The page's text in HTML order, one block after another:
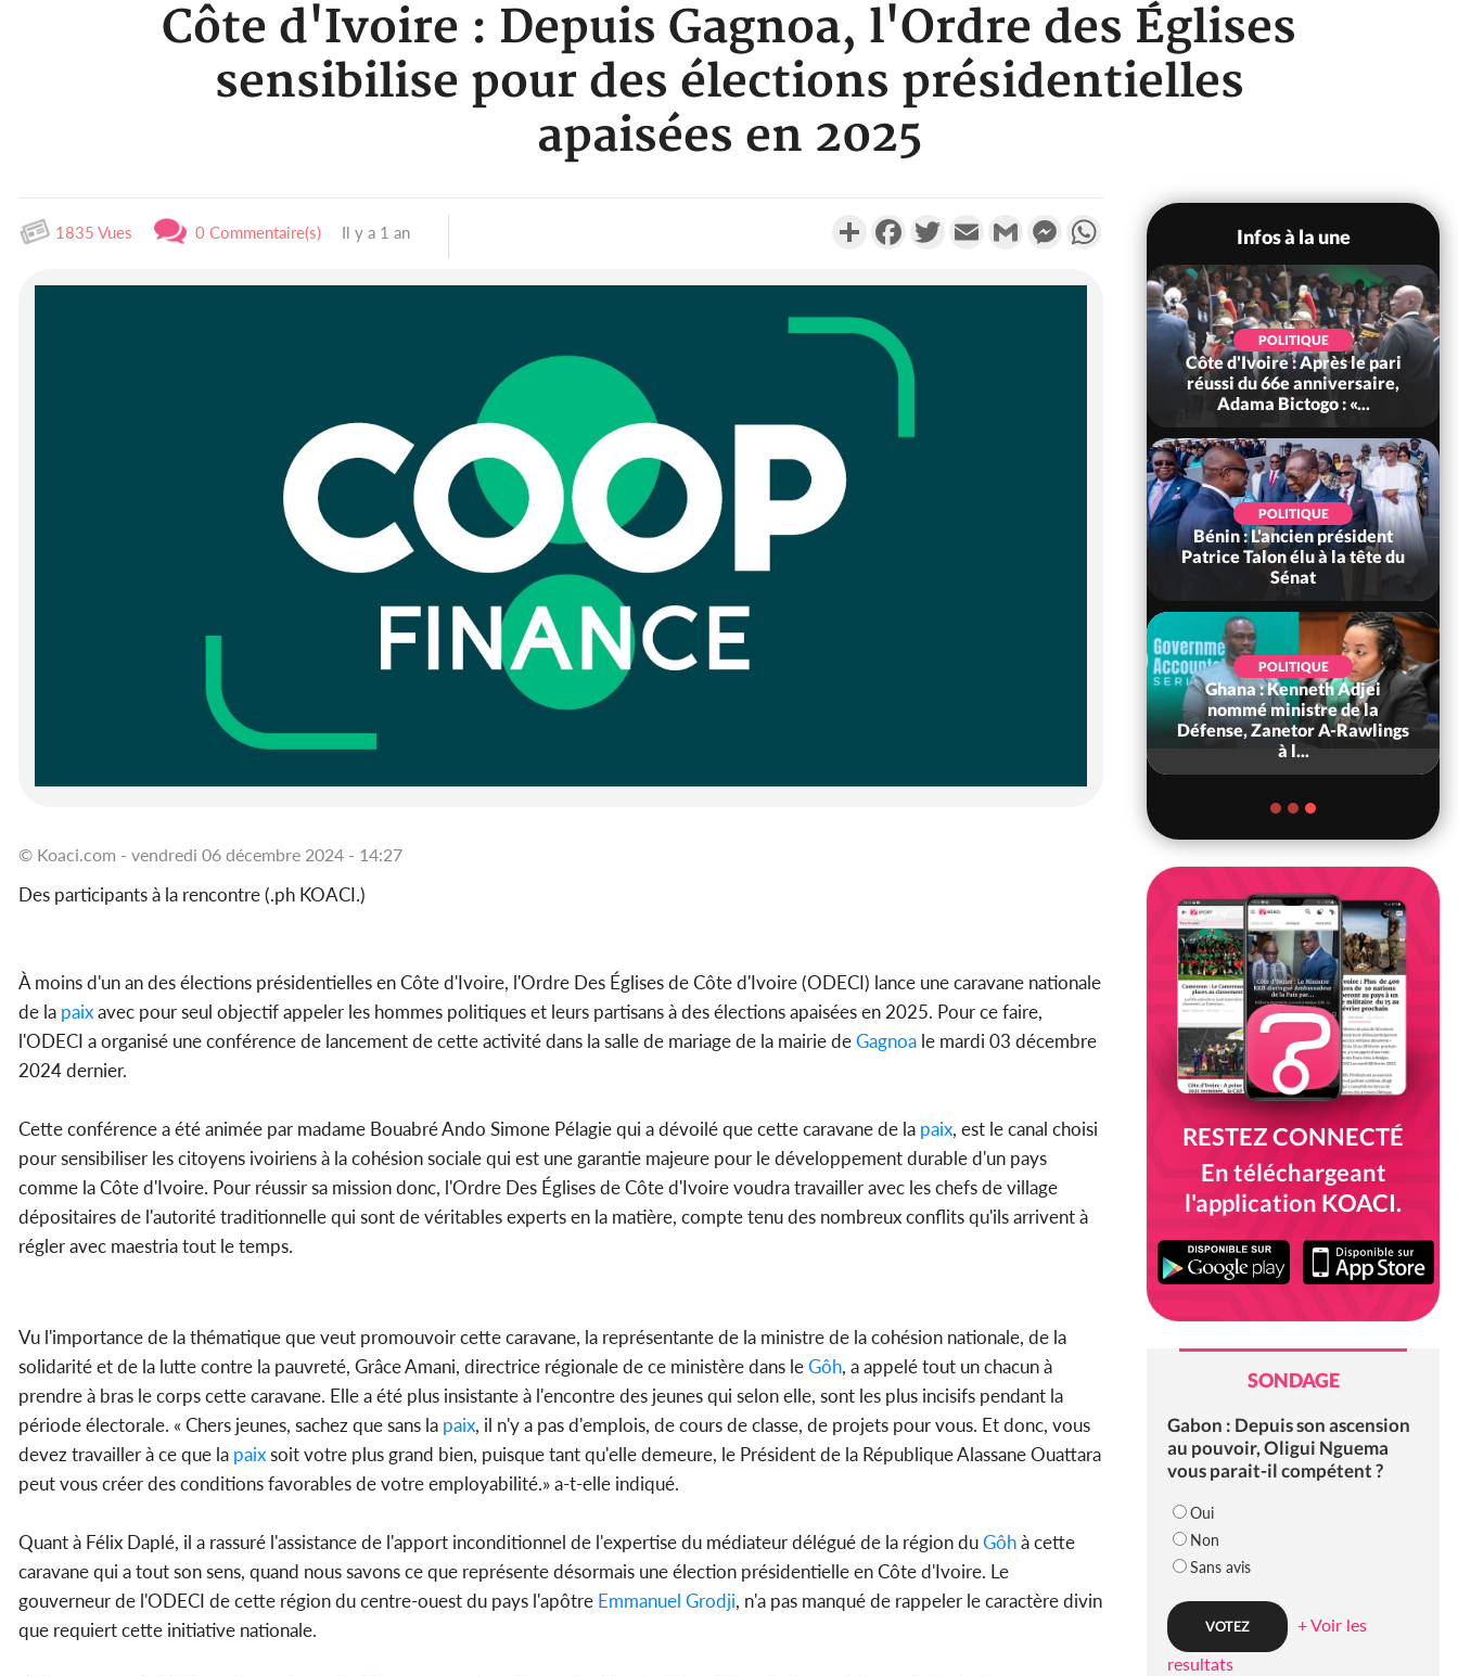
Côte d'Ivoire : Depuis Gagnoa, l'Ordre des Églises
sensibilise pour des élections présidentielles
apaisées en 2025
1835 Vues 0 Commentaire(s) Il y a 1 an PartagerFacebookTwitterEmail Gmail MessengerWhatsApp
© Koaci.com - vendredi 06 décembre 2024 - 14:27
Des participants à la rencontre (.ph KOACI.)
À moins d'un an des élections présidentielles en Côte d'Ivoire, l'Ordre Des Églises de Côte d'Ivoire (ODECI) lance une caravane nationale
de la paixavec pour seul objectif appeler les hommes politiques et leurs partisans à des élections apaisées en 2025. Pour ce faire,
l'ODECI a organisé une conférence de lancement de cette activité dans la salle de mariage de la mairie deGagnoa le mardi 03 décembre
2024 dernier.
Cette conférence a été animée par madame Bouabré Ando Simone Pélagie qui a dévoilé que cette caravane de la paix, est le canal choisi
pour sensibiliser les citoyens ivoiriens à la cohésion sociale qui est une garantie majeure pour le développement durable d'un pays
comme la Côte d'Ivoire. Pour réussir sa mission donc, l'Ordre Des Églises de Côte d'Ivoire voudra travailler avec les chefs de village
dépositaires de l'autorité traditionnelle qui sont de véritables experts en la matière, compte tenu des nombreux conflits qu'ils arrivent à
régler avec maestria tout le temps.
Vu l'importance de la thématique que veut promouvoir cette caravane, la représentante de la ministre de la cohésion nationale, de la
solidarité et de la lutte contre la pauvreté, Grâce Amani, directrice régionale de ce ministère dans leGôh, a appelé tout un chacun à
prendre à bras le corps cette caravane. Elle a été plus insistante à l'encontre des jeunes qui selon elle, sont les plus incisifs pendant la
période électorale. « Chers jeunes, sachez que sans la paix, il n'y a pas d'emplois, de cours de classe, de projets pour vous. Et donc, vous
devez travailler à ce que la paixsoit votre plus grand bien, puisque tant qu'elle demeure, le Président de la République Alassane Ouattara
peut vous créer des conditions favorables de votre employabilité.» a-t-elle indiqué.
Quant à Félix Daplé, il a rassuré l'assistance de l'apport inconditionnel de l'expertise du médiateur délégué de la région duGôhà cette
caravane qui a tout son sens, quand nous savons ce que représente désormais une élection présidentielle en Côte d'Ivoire. Le
gouverneur de l'ODECI de cette région du centre-ouest du pays l'apôtre Emmanuel Grodji, n'a pas manqué de rappeler le caractère divin
que requiert cette initiative nationale.
Infos à la une
Côte d'Ivoire : Man, deux
personnes périssent dans un
SOCIÉTÉ
Côte d'Ivoire : Daloa, il tue
son collègue et cache 38
millions dans une fo...
POLITIQUE
Côte d'Ivoire : MIRAH, la
guerre des communiqués
POLITIQUE
Côte d'Ivoire : Après le pari
réussi du 66e anniversaire,
Adama Bictogo : «...
POLITIQUE
Bénin : L'ancien président
Patrice Talon élu à la tête du
Sénat
POLITIQUE
Ghana : Kenneth Adjei
nommé ministre de la
Défense, Zanetor A-Rawlings
à l...
RESTEZ CONNECTÉ
En téléchargeant
l'application KOACI.
SONDAGE
Gabon : Depuis son ascension
au pouvoir, Oligui Nguema
vous parait-il compétent ?
Oui
Non
Sans avis
+ Voir les
resultats